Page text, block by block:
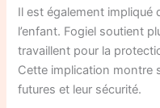
Il est également impliqué
l’enfant. Fogiel soutient
travaillent pour la
Cette implication montre
futures et leur sécurité.